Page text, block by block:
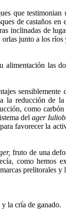
que testimonian
de castaños
inclinadas de
orlas junto a los
alimentación las
sensiblemente
la reducción de la
como
delager
favorecer la
fruto de una
como hemos
prelitorales y
la cría de ganado.